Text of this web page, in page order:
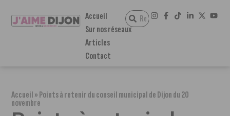
Accueil
Sur nos réseaux
Articles
Contact
Accueil»Points à retenir du conseil municipal de Dijon du 20
novembre